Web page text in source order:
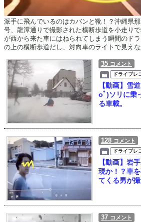
派手に飛んでいるのはカバンと靴！？沖縄県
号、龍潭通りで撮影された横断歩道を小走り
が西から来た車にはねられてしまう瞬間のド
の上の横断歩道だし、対向車のライトで見え
35 コメント
ドライブレ
【動画】雪
oﾟ)ソリに乗
る車載。
128 コメント
ドライブレ
【動画】岩
現か！？車
てくる男が撮
37 コメント